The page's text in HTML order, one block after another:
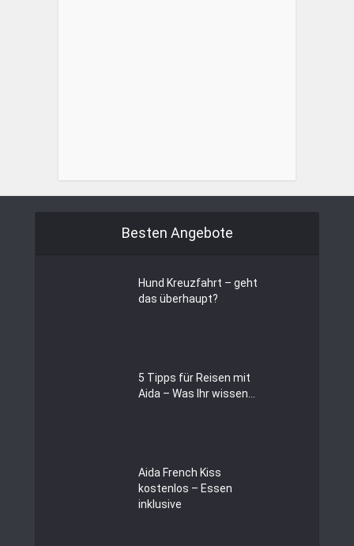
Besten Angebote
Hund Kreuzfahrt – geht
das überhaupt?
5 Tipps für Reisen mit
Aida – Was Ihr wissen...
Aida French Kiss
kostenlos – Essen
inklusive